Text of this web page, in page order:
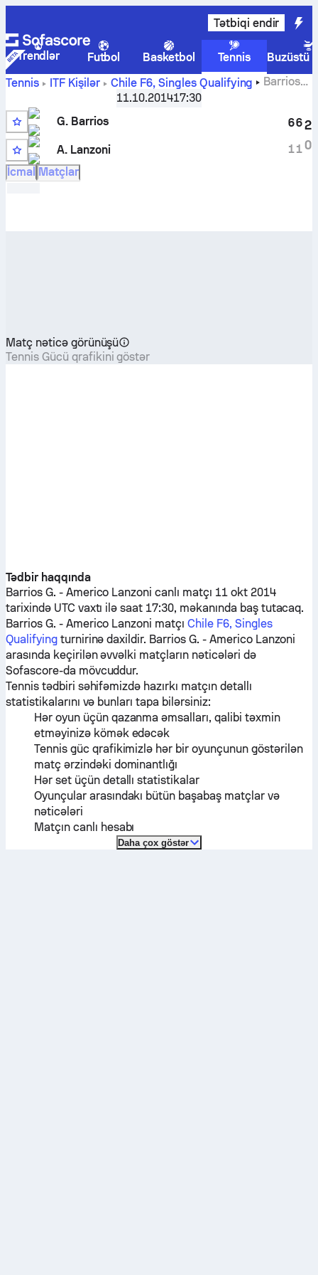
Tətbiqi endir
Trendlər Futbol Basketbol Tennis
Buzüstü
Tennis
ITF Kişilər Chile F6, Singles Qualifying
Barrios
canlı hesabı və başabaş mübarizə
nəticələri
11.10.201417:30
G. Barrios
A. Lanzoni
6
1
6
1
2
0
İcmal Matçlar
Matç nəticə görünüşü
Tennis Gücü qrafikini göstər
Tədbir haqqında
Barrios G. - Americo Lanzoni canlı matçı 11 okt 2014
tarixində UTC vaxtı ilə saat 17:30, məkanında baş tutacaq.
Barrios G. - Americo Lanzoni matçıChile F6, Singles
Qualifyingturnirinə daxildir. Barrios G. - Americo Lanzoni
arasında keçirilən əvvəlki matçların nəticələri də
Sofascore-da mövcuddur.
Tennis tədbiri səhifəmizdə hazırkı matçın detallı
statistikalarını və bunları tapa bilərsiniz:
Hər oyun üçün qazanma əmsalları, qalibi təxmin
etməyinizə kömək edəcək
Tennis güc qrafikimizlə hər bir oyunçunun göstərilən
matç ərzindəki dominantlığı
Hər set üçün detallı statistikalar
Oyunçular arasındakı bütün başabaş matçlar və
nəticələri
Matçın canlı hesabı
Daha çox göstər